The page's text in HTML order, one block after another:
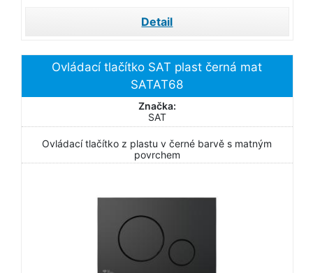
Detail
Ovládací tlačítko SAT plast černá mat
SATAT68
Značka:
SAT
Ovládací tlačítko z plastu v černé barvě s matným
povrchem